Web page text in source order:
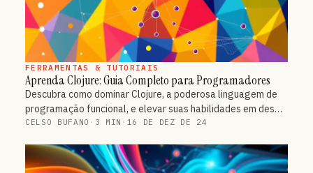
FERRAMENTAS & TUTORIAIS
Aprenda Clojure: Guia Completo para Programadores
Descubra como dominar Clojure, a poderosa linguagem de
programação funcional, e elevar suas habilidades em des…
CELSO BUFANO · 3 MIN · 16 DE DEZ DE 24